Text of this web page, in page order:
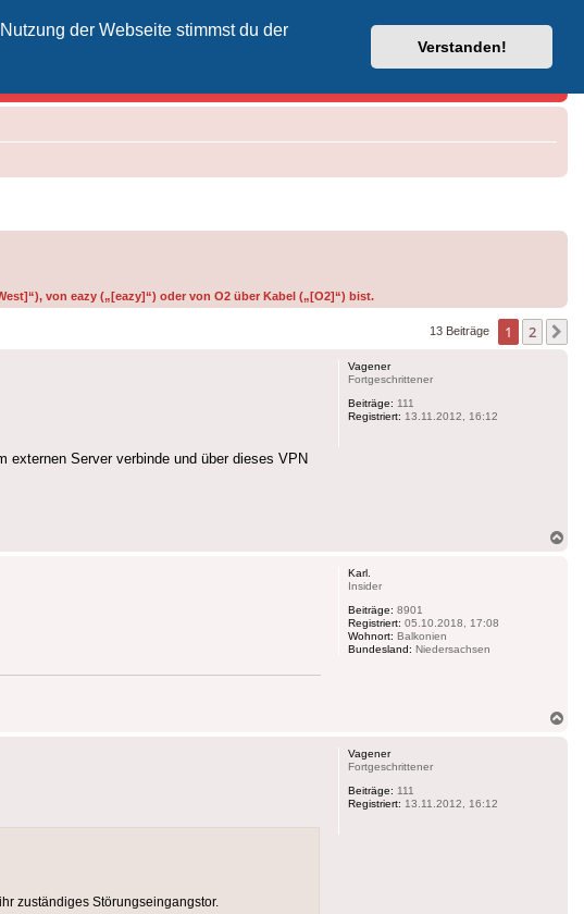
der Webseite stimmst du der
Verstanden!
Vodafone-Kabel-Helpdesk
von eazy („[eazy]“) oder von O2 über Kabel („[O2]“) bist.
13 Beiträge 1 2
Vagener
Fortgeschrittener
Beiträge: 111
Registriert: 13.11.2012, 16:12
externen Server verbinde und über dieses VPN
Karl.
Insider
Beiträge: 8901
Registriert: 05.10.2018, 17:08
Wohnort: Balkonien
Bundesland: Niedersachsen
Vagener
Fortgeschrittener
Beiträge: 111
Registriert: 13.11.2012, 16:12
zuständiges Störungseingangstor.